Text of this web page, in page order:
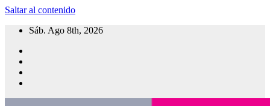
Saltar al contenido
Sáb. Ago 8th, 2026